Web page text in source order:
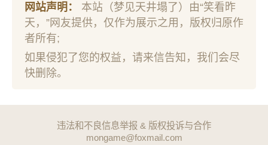
网站声明：
本站（梦见天井塌了）由“笑看昨
天，”网友提供，仅作为展示之用，版权归原作
者所有;
如果侵犯了您的权益，请来信告知，我们会尽
快删除。
违法和不良信息举报 & 版权投诉与合作
mongame@foxmail.com